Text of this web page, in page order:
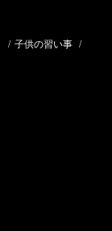
/ 子供の習い事 /